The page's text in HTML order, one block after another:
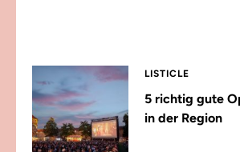
LISTICLE
5 richtig gute
in der Region